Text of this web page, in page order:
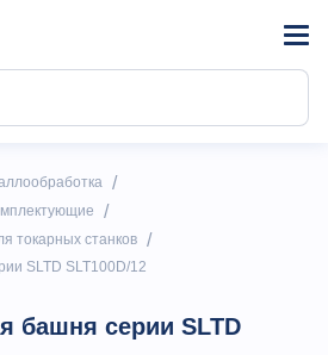
/
/
токарных станков /
SLTD SLT100D/12
башня серии SLTD